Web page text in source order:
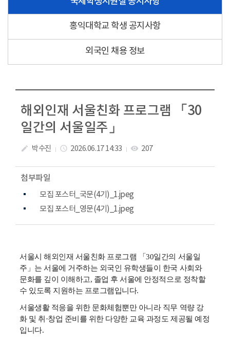
홍익대학교 학생 공지사항
외국인 채용 정보
해외인재 서울친화 프로그램 「30
일간의 서울일주」
create 박수진 access_time 2026.06.17 14:33 visibility 207
첨부파일
모집 포스터_국문(4기)_1.jpeg
모집 포스터_영문(4기)_1.jpeg
서울시 해외인재 서울친화 프로그램 「30일간의 서울일
주」는 서울에 거주하는 외국인 유학생들이 한국 사회와
문화를 깊이 이해하고, 졸업 후 서울에 안정적으로 정착할
수 있도록 지원하는 프로그램입니다.
서울생활 적응을 위한 문화체험뿐만 아니라 직무 역량 강
화 및 취·창업 준비를 위한 다양한 교육 과정도 제공될 예정
입니다.